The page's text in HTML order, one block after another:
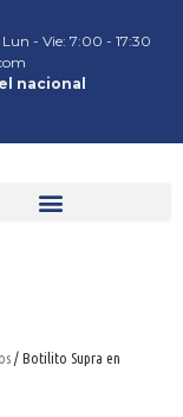
Lun - Vie: 7:00 - 17:30
nacional
/ Botilito Supra en